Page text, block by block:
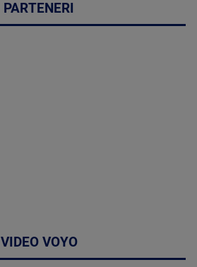
PARTENERI
VIDEO VOYO